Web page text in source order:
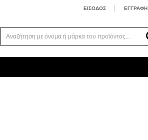
ΕΙΣΟΔΟΣ ΕΓΓΡΑΦΗ